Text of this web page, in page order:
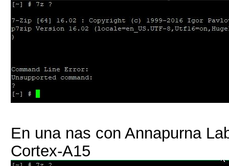
En una nas con Annapurna
Cortex-A15